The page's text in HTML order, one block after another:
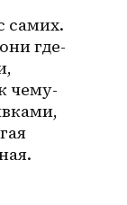
самих.
где-
чему-